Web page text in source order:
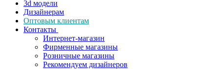
3d модели
Дизайнерам
Оптовым клиентам
Контакты
Интернет-магазин
Фирменные магазины
Розничные магазины
Рекомендуем дизайнеров